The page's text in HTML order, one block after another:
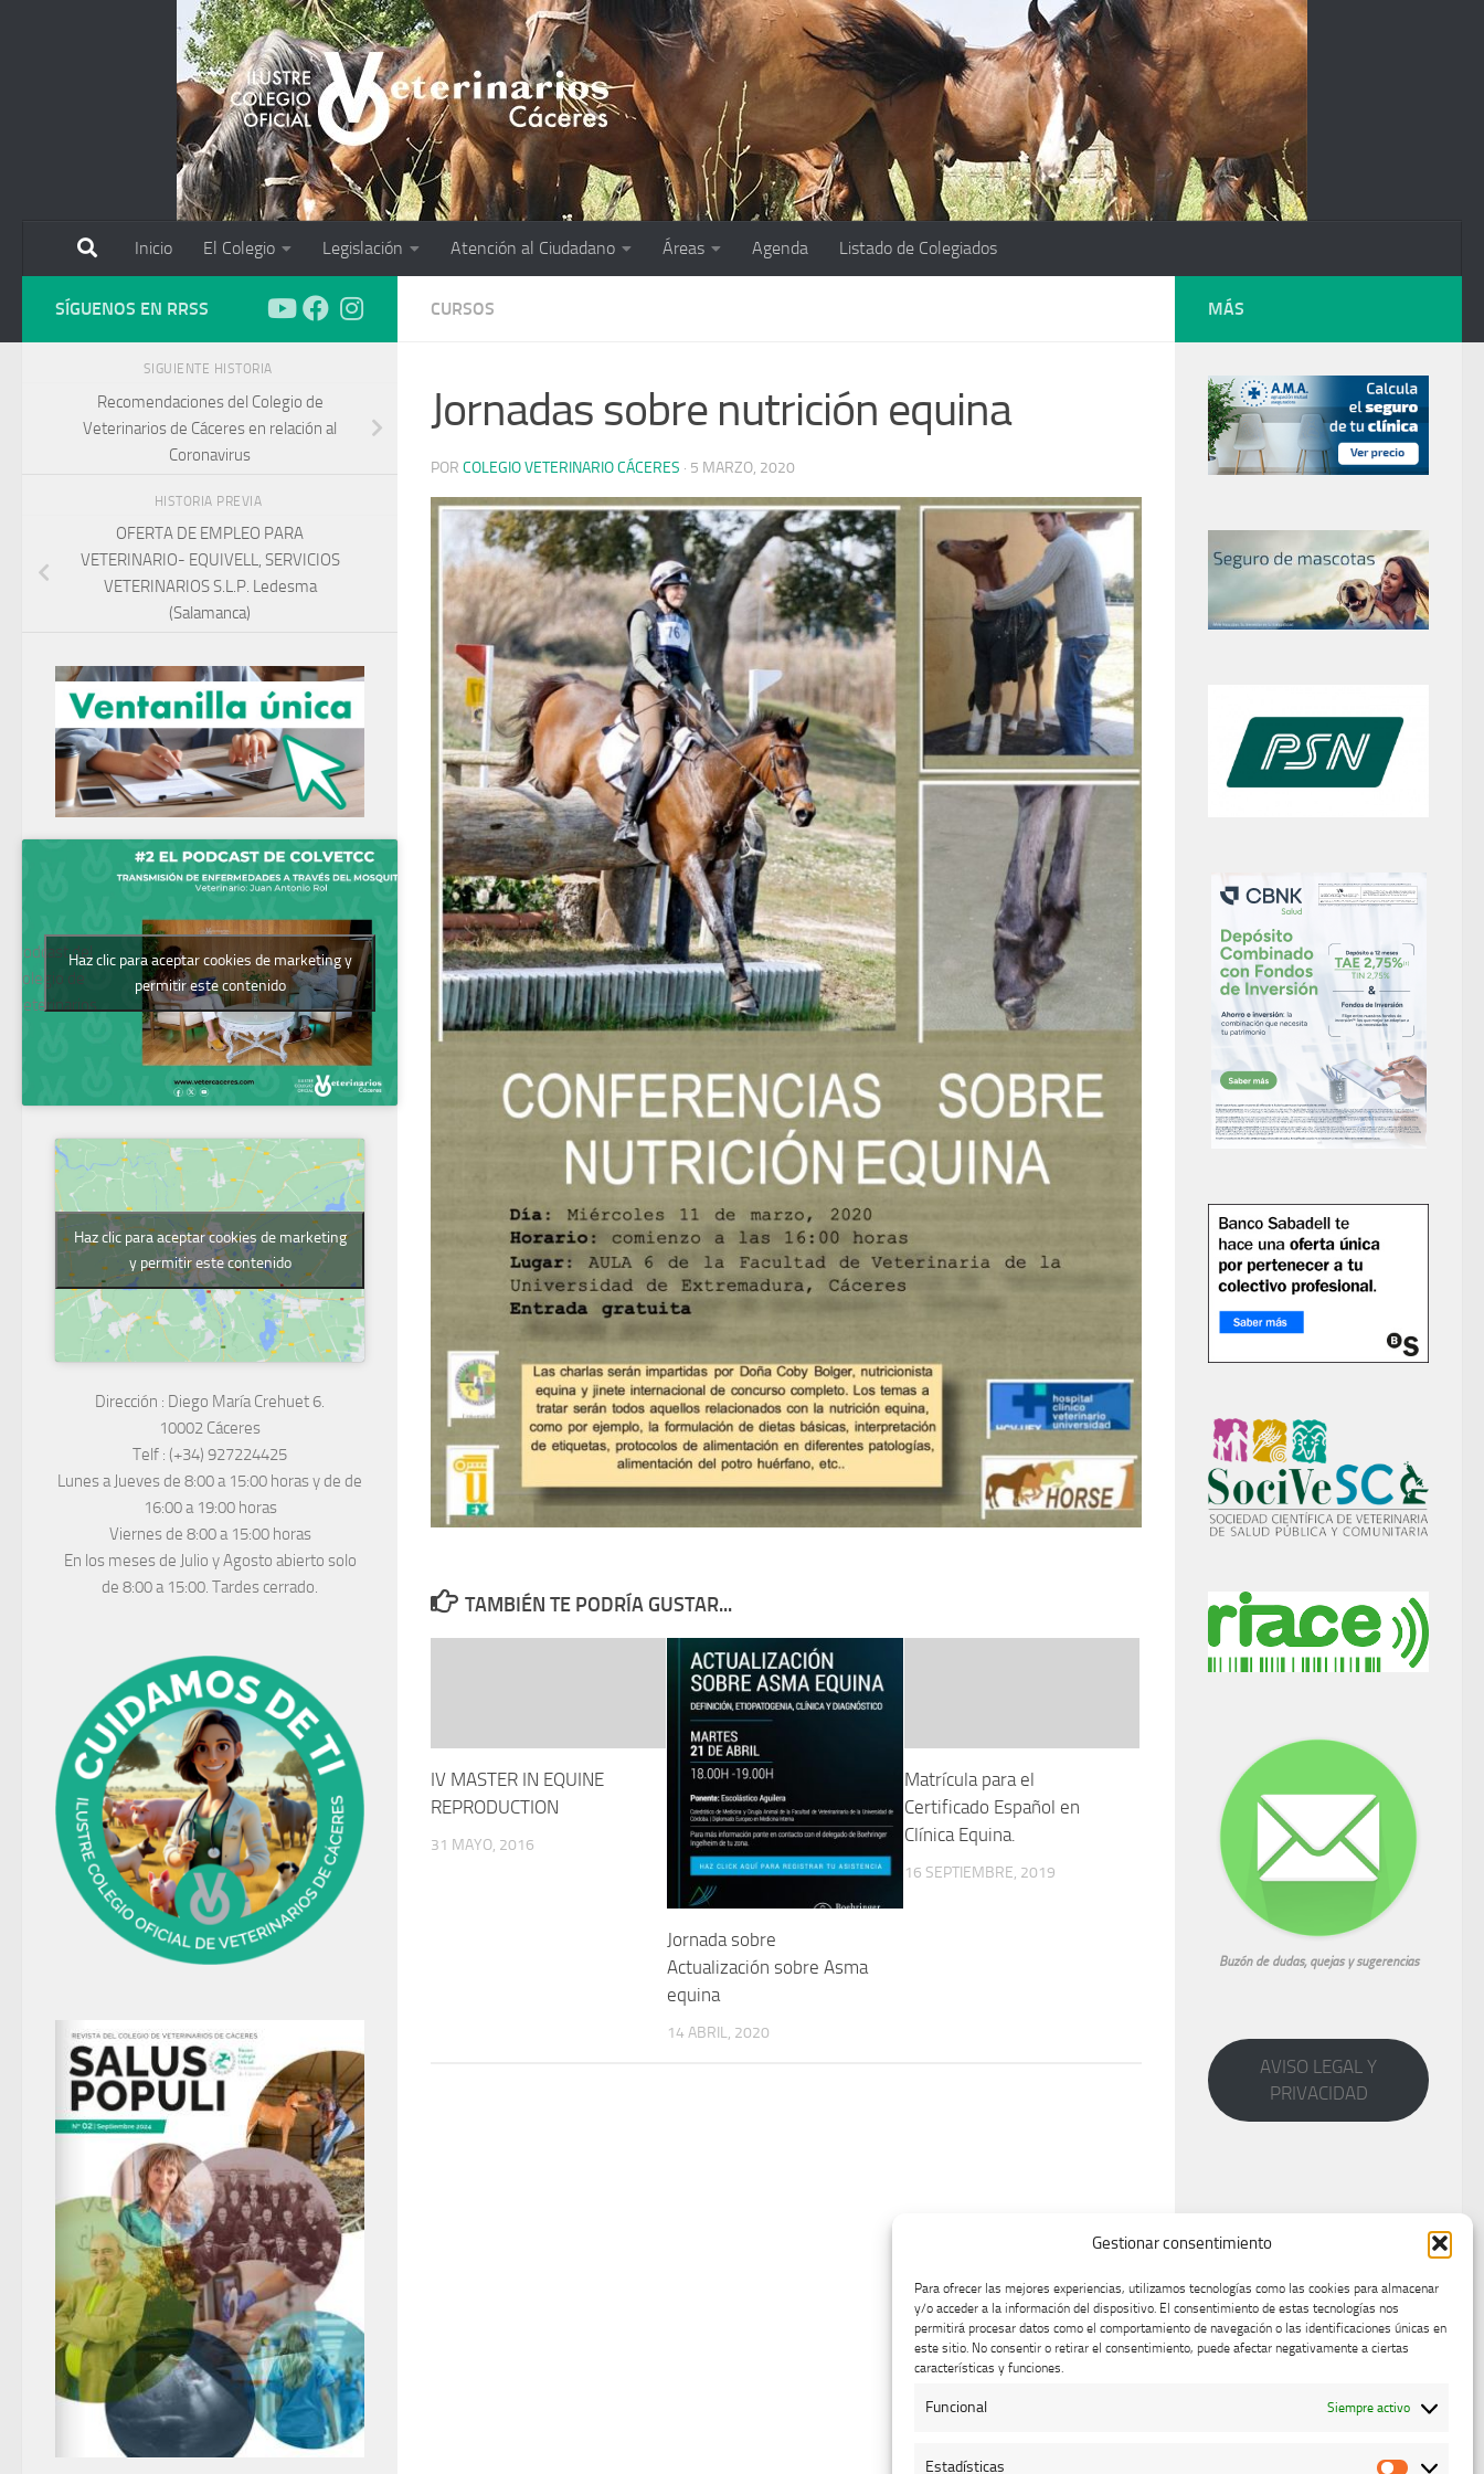
Gestionar consentimiento
Para ofrecer las mejores experiencias, utilizamos tecnologías como las cookies para almacenar
y/o acceder a la información del dispositivo. El consentimiento de estas tecnologías nos
permitirá procesar datos como el comportamiento de navegación o las identificaciones únicas en
este sitio. No consentir o retirar el consentimiento, puede afectar negativamente a ciertas
características y funciones.
Funcional Siempre activo
Estadísticas
Inicio El Colegio Legislación Atención al Ciudadano Áreas Agenda Listado de Colegiados
CURSOS
Jornadas sobre nutrición equina
POR COLEGIO VETERINARIO CÁCERES · 5 MARZO, 2020
TAMBIÉN TE PODRÍA GUSTAR...
IV MASTER IN EQUINE
REPRODUCTION
31 MAYO, 2016
Jornada sobre
Actualización sobre Asma
equina
14 ABRIL, 2020
Matrícula para el
Certificado Español en
Clínica Equina.
16 SEPTIEMBRE, 2019
SÍGUENOS EN RRSS
SIGUIENTE HISTORIA
Recomendaciones del Colegio de
Veterinarios de Cáceres en relación al
Coronavirus
HISTORIA PREVIA
OFERTA DE EMPLEO PARA
VETERINARIO- EQUIVELL, SERVICIOS
VETERINARIOS S.L.P. Ledesma
(Salamanca)
Podcast del
Colegio de
Veterinarios
Haz clic para aceptar cookies de marketing y
permitir este contenido
Haz clic para aceptar cookies de marketing
y permitir este contenido
Dirección : Diego María Crehuet 6.
10002 Cáceres
Telf : (+34) 927224425
Lunes a Jueves de 8:00 a 15:00 horas y de de
16:00 a 19:00 horas
Viernes de 8:00 a 15:00 horas
En los meses de Julio y Agosto abierto solo
de 8:00 a 15:00. Tardes cerrado.
MÁS
Buzón de dudas, quejas y sugerencias
AVISO LEGAL Y
PRIVACIDAD